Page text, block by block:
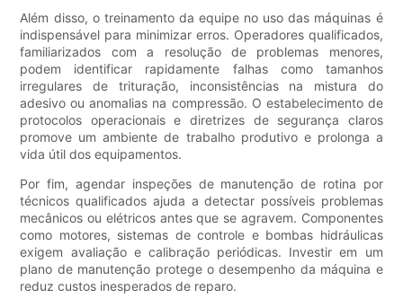
Além disso, o treinamento da equipe no uso das máquinas é
indispensável para minimizar erros. Operadores qualificados,
familiarizados com a resolução de problemas menores,
podem identificar rapidamente falhas como tamanhos
irregulares de trituração, inconsistências na mistura do
adesivo ou anomalias na compressão. O estabelecimento de
protocolos operacionais e diretrizes de segurança claros
promove um ambiente de trabalho produtivo e prolonga a
vida útil dos equipamentos.
Por fim, agendar inspeções de manutenção de rotina por
técnicos qualificados ajuda a detectar possíveis problemas
mecânicos ou elétricos antes que se agravem. Componentes
como motores, sistemas de controle e bombas hidráulicas
exigem avaliação e calibração periódicas. Investir em um
plano de manutenção protege o desempenho da máquina e
reduz custos inesperados de reparo.